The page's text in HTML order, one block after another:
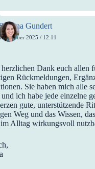
Sabrina Gundert
1. Oktober 2025 / 12:11
Dank euch allen
Rückmeldungen,
Sie haben mich alle
ich habe jede einzelne
gute, unterstützende
Weg und das Wissen,
Alltag wirkungsvoll